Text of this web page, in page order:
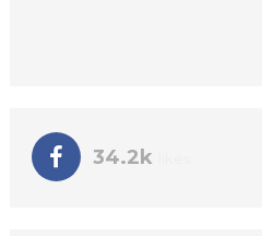
34.2k